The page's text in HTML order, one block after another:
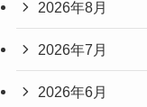
2026年8月
2026年7月
2026年6月